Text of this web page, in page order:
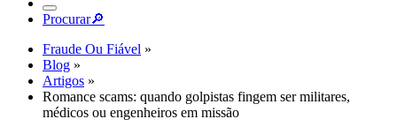
Procurar🔎︎
Fraude Ou Fiável »
Blog »
Artigos »
Romance scams: quando golpistas fingem ser militares,
médicos ou engenheiros em missão